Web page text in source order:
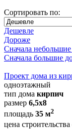
Сортировать по:
Дешевле
Дороже
Сначала
Сначала большие
Проект дома из
одноэтажный
тип дома кирпич
размер 6,5х8
площадь 35 м2
цена строительства